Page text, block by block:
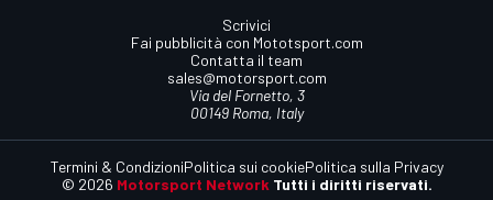
Scrivici
Fai pubblicità con Mototsport.com
Contatta il team
sales@motorsport.com
Via del Fornetto, 3
00149 Roma, Italy
© 2026 Motorsport Network Tutti i diritti riservati.
Termini & CondizioniPolitica sui cookiePolitica sulla Privacy